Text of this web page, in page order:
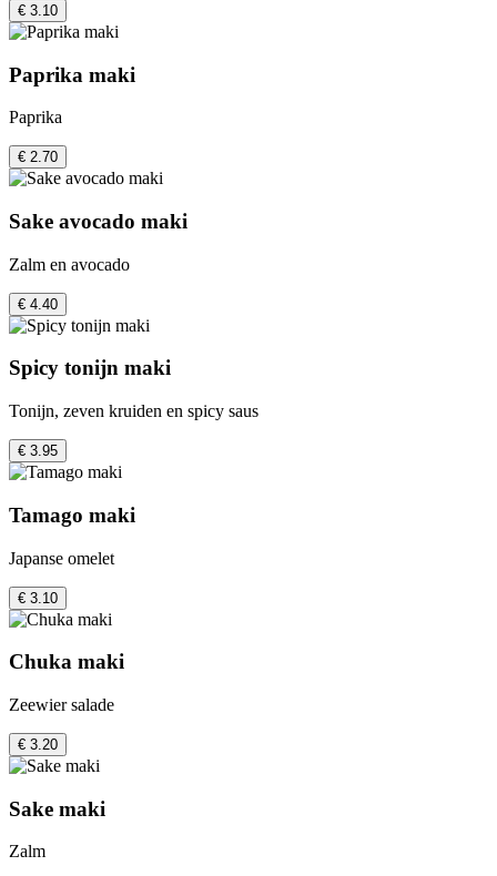
€ 3.10
Paprika maki
Paprika
€ 2.70
Sake avocado maki
Zalm en avocado
€ 4.40
Spicy tonijn maki
Tonijn, zeven kruiden en spicy saus
€ 3.95
Tamago maki
Japanse omelet
€ 3.10
Chuka maki
Zeewier salade
€ 3.20
Sake maki
Zalm